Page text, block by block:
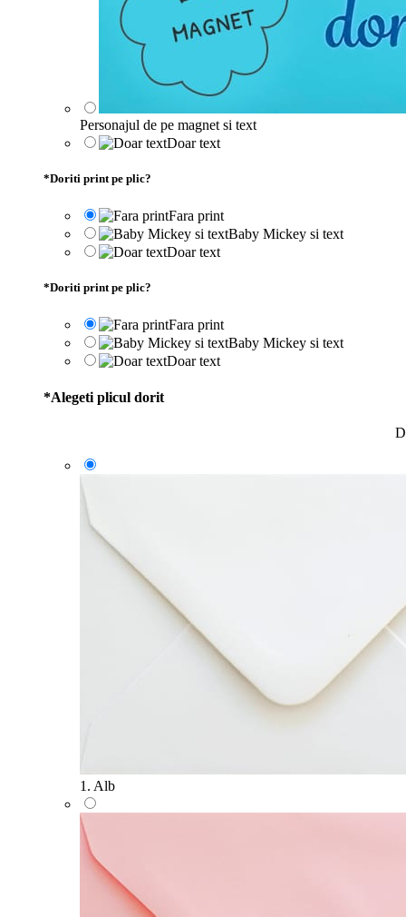
Personajul de pe magnet si text
Doar text
*Doriti print pe plic?
Fara print
Baby Mickey si text
Doar text
*Doriti print pe plic?
Fara print
Baby Mickey si text
Doar text
*Alegeti plicul dorit
1. Alb